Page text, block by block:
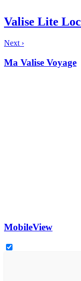
Valise Lite
Next ›
Ma Valise Voyage
MobileView